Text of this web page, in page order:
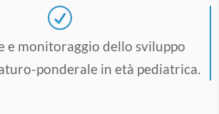
R
e monitoraggio dello sviluppo
ponderale in età pediatrica.